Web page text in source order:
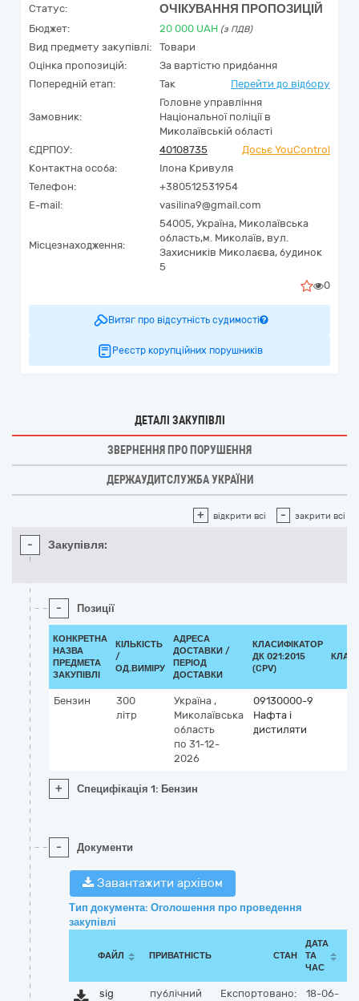
Статус: ОЧІКУВАННЯ ПРОПОЗИЦІЙ
Бюджет: 20 000 UAH (з ПДВ)
Вид предмету закупівлі:
Товари
Оцінка пропозицій:
За вартістю придбання
Попередній етап:
Так Перейти до відбору
Замовник:
Головне управління
Національної поліції в
Миколаївській області
ЄДРПОУ:
40108735
Досьє YouControl
Контактна особа:
Ілона Кривуля
Телефон:
+380512531954
E-mail:
vasilina9@gmail.com
Місцезнаходження:
54005, Україна, Миколаївська
область,м. Миколаїв, вул.
Захисників Миколаєва, будинок
5
0
Витяг про відсутність судимості
Реєстр корупційних порушників
ДЕТАЛІ ЗАКУПІВЛІ
ЗВЕРНЕННЯ ПРО ПОРУШЕННЯ
ДЕРЖАУДИТСЛУЖБА УКРАЇНИ
+ відкрити всі - закрити всі
- Закупівля:
- Позиції
КОНКРЕТНА
НАЗВА
ПРЕДМЕТА
ЗАКУПІВЛІ
КІЛЬКІСТЬ
/
ОД.ВИМІРУ
АДРЕСА
ДОСТАВКИ /
ПЕРІОД
ДОСТАВКИ
КЛАСИФІКАТОР
ДК 021:2015
(CPV)
Бензин
300
літр
Україна ,
Миколаївська
область
по 31-12-
2026
09130000-9
Нафта і
дистиляти
+ Специфікація 1: Бензин
- Документи
Завантажити архівом
Тип документа: Оголошення про проведення
закупівлі
ФАЙЛ ПРИВАТНІСТЬ СТАН
ДАТА
ТА
ЧАС
sig публічний Експортовано: 18-06-